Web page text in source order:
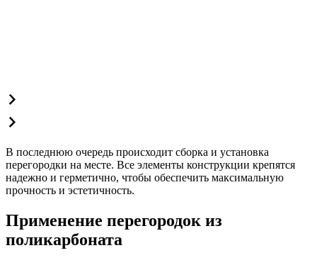
В последнюю очередь происходит сборка и установка
перегородки на месте. Все элементы конструкции крепятся
надежно и герметично, чтобы обеспечить максимальную
прочность и эстетичность.
Применение перегородок из
поликарбоната